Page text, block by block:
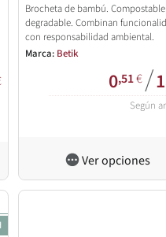
Brocheta de bambú.
degradable. Combinan
con responsabilidad ambiental.
Marca: Betik
0,51€/1
Según
Ver opciones